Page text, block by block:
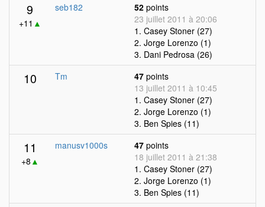
9
+11 ▲
seb182 52 points
23 juillet 2011 à 20:06
1. Casey Stoner (27)
2. Jorge Lorenzo (1)
3. Dani Pedrosa (26)
10 Tm 47 points
13 juillet 2011 à 10:45
1. Casey Stoner (27)
2. Jorge Lorenzo (1)
3. Ben Spies (11)
11
+8 ▲
manusv1000s 47 points
18 juillet 2011 à 21:38
1. Casey Stoner (27)
2. Jorge Lorenzo (1)
3. Ben Spies (11)